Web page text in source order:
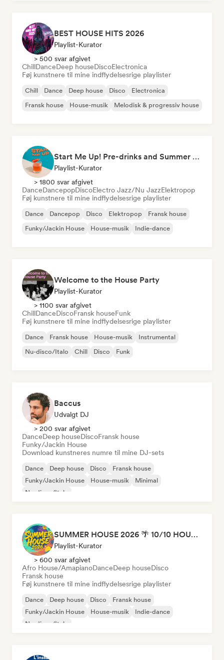
BEST HOUSE HITS 2026
Playlist-Kurator
> 500 svar afgivet
ChillDanceDeep houseDiscoElectronica
Føj kunstnere til mine indflydelsesrige playlister
Chill Dance Deep house Disco
Electronica
Fransk house
House-musik Melodisk & progressiv house
Start Me Up! Pre-drinks and Summer Party 🍹
Playlist-Kurator
> 1800 svar afgivet
DanceDancepopDiscoElectro Jazz/Nu JazzElektropop
Føj kunstnere til mine indflydelsesrige playlister
Dance Dancepop Disco Elektropop
Fransk house
Funky/Jackin House
House-musik Indie-dance
Welcome to the House Party
Playlist-Kurator
> 1100 svar afgivet
ChillDanceDiscoFransk houseFunk
Føj kunstnere til mine indflydelsesrige playlister
Dance Fransk house House-musik
Instrumental
Nu-disco/Italo
Chill Disco Funk
Baccus
Udvalgt DJ
> 200 svar afgivet
DanceDeep houseDiscoFransk house
Funky/Jackin House
Download kunstneres numre til mine DJ-sets
Dance Deep house Disco
Fransk house
Funky/Jackin House
House-musik
Minimal
Nu-disco/Italo
SUMMER HOUSE 2026 🌴 10/10 HOUSE BANGERS
Playlist-Kurator
> 600 svar afgivet
Afro House/AmapianoDanceDeep houseDisco
Fransk house
Føj kunstnere til mine indflydelsesrige playlister
Dance Deep house Disco
Fransk house
Funky/Jackin House
House-musik
Indie-dance
Nu-disco/Italo